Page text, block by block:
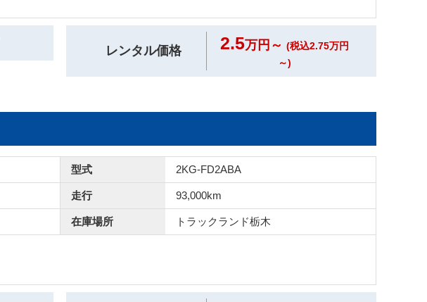
レンタル価格 2.5万円～ (税込2.75万円
～)
型式 2KG-FD2ABA
走行 93,000km
在庫場所 トラックランド栃木